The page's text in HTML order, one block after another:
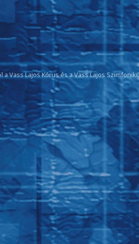
a Vass Lajos Kórus és a Vass Lajos